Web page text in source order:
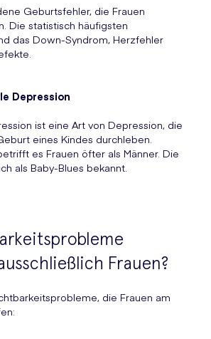
Geburtsfehler, die Frauen
Die statistisch häufigsten
das Down-Syndrom, Herzfehler
Depression
ist eine Art von Depression, die
eines Kindes durchleben.
es Frauen öfter als Männer. Die
als Baby-Blues bekannt.
Frauen?
die Frauen am